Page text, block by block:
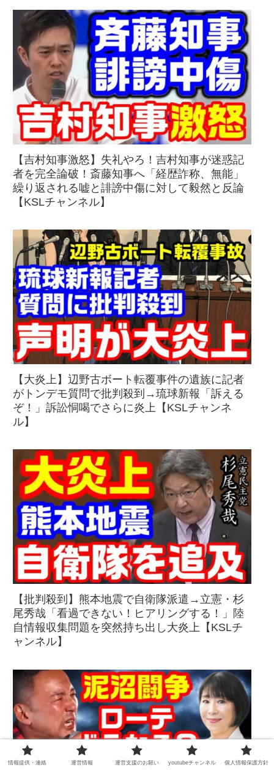
【吉村知事激怒】失礼やろ！吉村知事が迷惑記
者を完全論破！斎藤知事へ「経歴詐称、無能」
繰り返される嘘と誹謗中傷に対して毅然と反論
【KSLチャンネル】
【大炎上】辺野古ボート転覆事件の遺族に記者
がトンデモ質問で批判殺到→琉球新報「訴える
ぞ！」訴訟恫喝でさらに炎上【KSLチャンネ
ル】
【批判殺到】熊本地震で自衛隊派遣→立憲・杉
尾秀哉「看過できない！ヒアリングする！」陸
自情報収集問題を突然持ち出し大炎上【KSLチ
ャンネル】
情報提供・連絡 運営情報 運営支援のお願い youtubeチャンネル 個人情報保護方針